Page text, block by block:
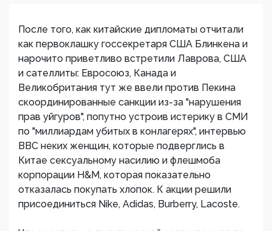
После того, как китайские дипломаты отчитали
как первоклашку госсекретаря США Блинкена и
нарочито приветливо встретили Лаврова, США
и сателлиты: Евросоюз, Канада и
Великобритания тут же ввели против Пекина
скоординированные санкции из-за "нарушения
прав уйгуров", попутно устроив истерику в СМИ
по "миллиардам убитых в конлагерях", интервью
ВВС неких женщин, которые подверглись в
Китае сексуальному насилию и флешмоба
корпорации H&M, которая показательно
отказалась покупать хлопок. К акции решили
присоединиться Nike, Adidas, Burberry, Lacoste.